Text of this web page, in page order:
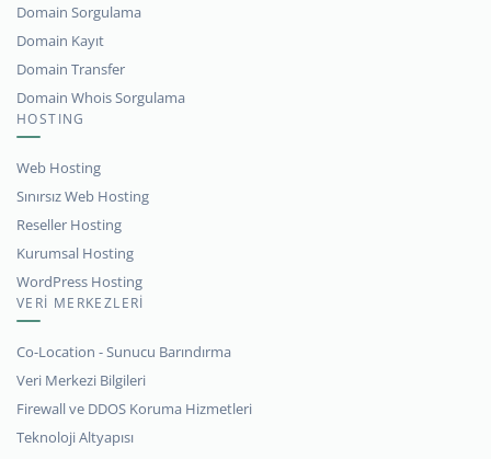
Domain Sorgulama
Domain Kayıt
Domain Transfer
Domain Whois Sorgulama
HOSTING
Web Hosting
Sınırsız Web Hosting
Reseller Hosting
Kurumsal Hosting
WordPress Hosting
VERİ MERKEZLERİ
Co-Location - Sunucu Barındırma
Veri Merkezi Bilgileri
Firewall ve DDOS Koruma Hizmetleri
Teknoloji Altyapısı